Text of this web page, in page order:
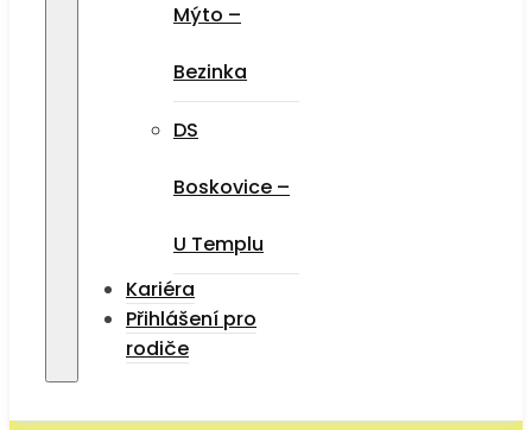
Mýto –
Bezinka
DS
Boskovice –
U Templu
Kariéra
Přihlášení pro
rodiče